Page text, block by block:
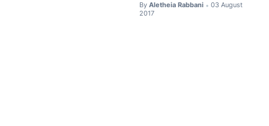
By Aletheia Rabbani • 03 August
2017